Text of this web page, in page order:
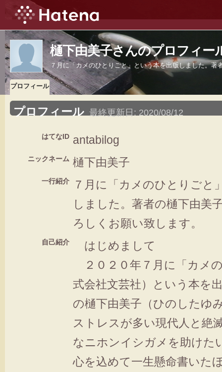
樋下由美子さんのプロフィー
７月に「カメのひとりごと」という本を出版しました。
プロフィール
プロフィール 最終更新日: 2020/08/12
はてなID antabilog
ニックネーム 樋下由美子
一行紹介
７月に「カメのひとりごと
しました。著者の樋下由美
ろしくお願い致します。
自己紹介
はじめまして
２０２０年７月に「カメ
式会社文芸社）という本を
の樋下由美子（ひのしたゆ
ストレスが多い現代人と絶
なニホンイシガメを助けた
心を込めて一生懸命書いた